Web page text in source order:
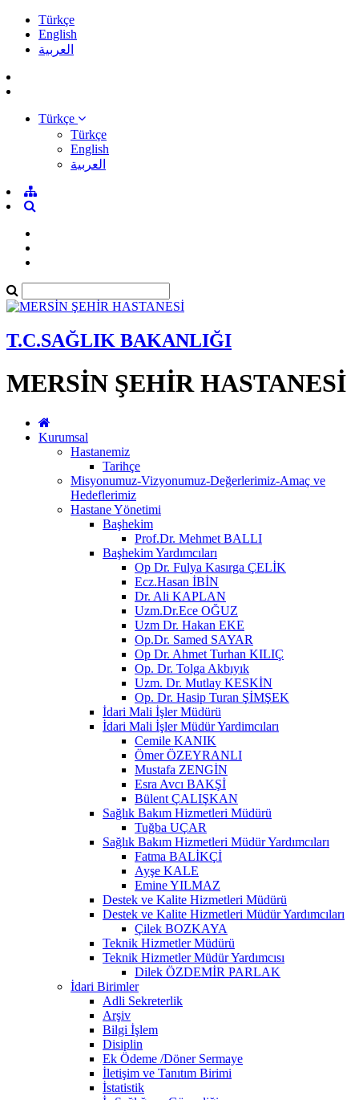
Türkçe
English
العربية
Türkçe
Türkçe
English
العربية
T.C.SAĞLIK BAKANLIĞI
MERSİN ŞEHİR HASTANESİ
Kurumsal
Hastanemiz
Tarihçe
Misyonumuz-Vizyonumuz-Değerlerimiz-Amaç ve
Hedeflerimiz
Hastane Yönetimi
Başhekim
Prof.Dr. Mehmet BALLI
Başhekim Yardımcıları
Op Dr. Fulya Kasırga ÇELİK
Ecz.Hasan İBİN
Dr. Ali KAPLAN
Uzm.Dr.Ece OĞUZ
Uzm Dr. Hakan EKE
Op.Dr. Samed SAYAR
Op Dr. Ahmet Turhan KILIÇ
Op. Dr. Tolga Akbıyık
Uzm. Dr. Mutlay KESKİN
Op. Dr. Hasip Turan ŞİMŞEK
İdari Mali İşler Müdürü
İdari Mali İşler Müdür Yardimcıları
Cemile KANIK
Ömer ÖZEYRANLI
Mustafa ZENGİN
Esra Avcı BAKŞİ
Bülent ÇALIŞKAN
Sağlık Bakım Hizmetleri Müdürü
Tuğba UÇAR
Sağlık Bakım Hizmetleri Müdür Yardımcıları
Fatma BALİKÇİ
Ayşe KALE
Emine YILMAZ
Destek ve Kalite Hizmetleri Müdürü
Destek ve Kalite Hizmetleri Müdür Yardımcıları
Çilek BOZKAYA
Teknik Hizmetler Müdürü
Teknik Hizmetler Müdür Yardımcısı
Dilek ÖZDEMİR PARLAK
İdari Birimler
Adli Sekreterlik
Arşiv
Bilgi İşlem
Disiplin
Ek Ödeme /Döner Sermaye
İletişim ve Tanıtım Birimi
İstatistik